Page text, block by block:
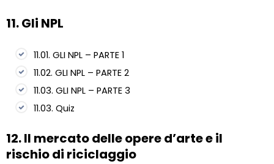
11. Gli NPL
11.01. GLI NPL – PARTE 1
11.02. GLI NPL – PARTE 2
11.03. GLI NPL – PARTE 3
11.03. Quiz
12. Il mercato delle opere d’arte e il
rischio di riciclaggio